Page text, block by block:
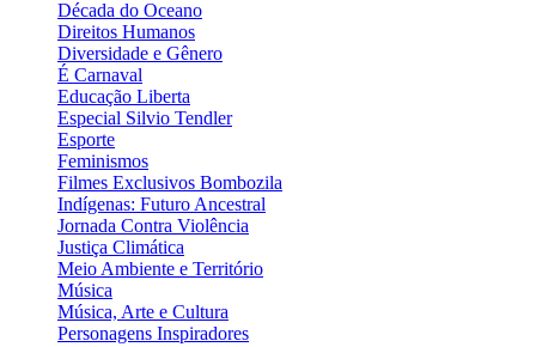
Década do Oceano
Direitos Humanos
Diversidade e Gênero
É Carnaval
Educação Liberta
Especial Silvio Tendler
Esporte
Feminismos
Filmes Exclusivos Bombozila
Indígenas: Futuro Ancestral
Jornada Contra Violência
Justiça Climática
Meio Ambiente e Território
Música
Música, Arte e Cultura
Personagens Inspiradores